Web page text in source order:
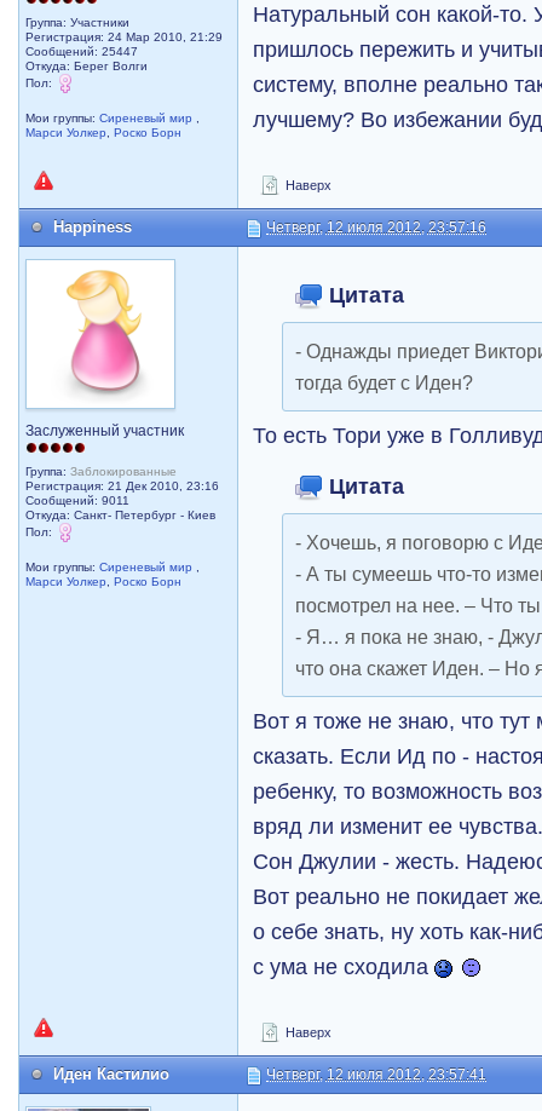
Группа: Участники
Регистрация: 24 Мар 2010, 21:29
Сообщений: 25447
Откуда: Берег Волги
Пол:
Мои группы:Сиреневый мир
Марси Уолкер
,Роско Борн
Натуральный сон какой-то.
пришлось пережить и
систему, вполне реально
лучшему? Во избежании
Наверх
Happiness Четверг, 12 июля 2012, 23:57:16
Заслуженный участник
Группа:Заблокированные
Регистрация: 21 Дек 2010, 23:16
Сообщений: 9011
Откуда: Санкт- Петербург - Киев
Пол:
Мои группы:Сиреневый мир
Марси Уолкер
,Роско Борн
Цитата
- Однажды приедет
тогда будет с Иден?
То есть Тори уже в
Цитата
- Хочешь, я поговорю с
- А ты сумеешь что-то
посмотрел на нее. – Что
- Я… я пока не знаю, -
что она скажет Иден. – Но
Вот я тоже не знаю, что
сказать. Если Ид по -
ребенку, то возможность
вряд ли изменит ее
Сон Джулии - жесть.
Вот реально не покидает
о себе знать, ну хоть как-
с ума не сходила
Наверх
Иден Кастилио Четверг, 12 июля 2012, 23:57:41